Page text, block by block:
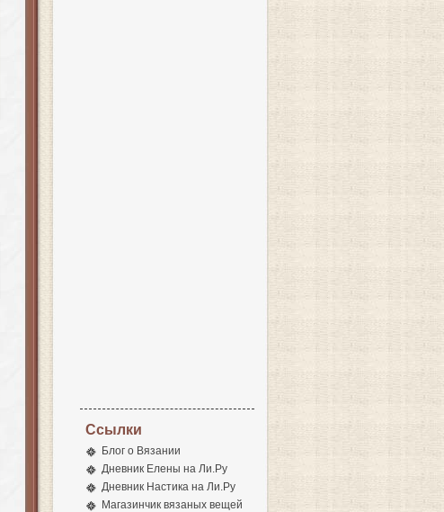
Ссылки
Блог о Вязании
Дневник Елены на Ли.Ру
Дневник Настика на Ли.Ру
Магазинчик вязаных вещей